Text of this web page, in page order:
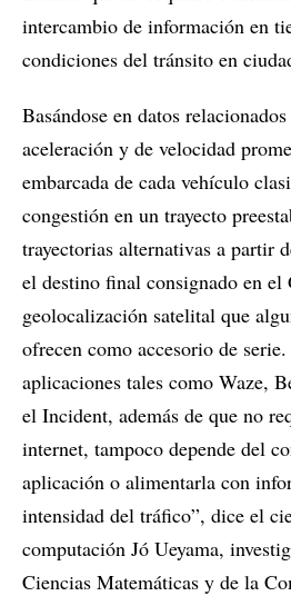
intercambio de información en
condiciones del tránsito en
Basándose en datos
aceleración y de velocidad
embarcada de cada vehículo
congestión en un trayecto
trayectorias alternativas a partir
el destino final consignado en el
geolocalización satelital que
ofrecen como accesorio de
aplicaciones tales como Waze,
el Incident, además de que no
internet, tampoco depende del
aplicación o alimentarla con
intensidad del tráfico”, dice el
computación Jó Ueyama,
Ciencias Matemáticas y de la